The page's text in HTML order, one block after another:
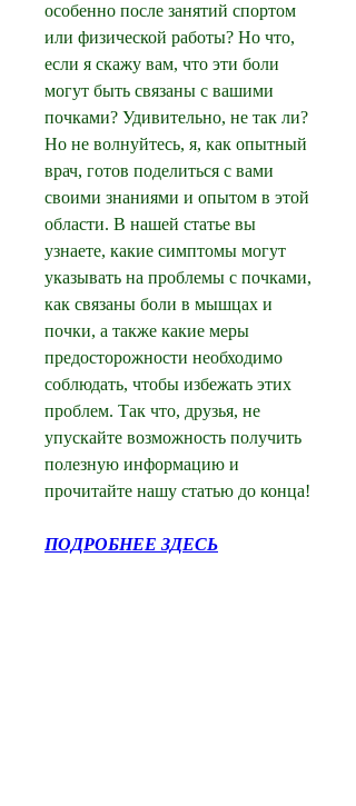
особенно после занятий спортом
или физической работы? Но что,
если я скажу вам, что эти боли
могут быть связаны с вашими
почками? Удивительно, не так ли?
Но не волнуйтесь, я, как опытный
врач, готов поделиться с вами
своими знаниями и опытом в этой
области. В нашей статье вы
узнаете, какие симптомы могут
указывать на проблемы с почками,
как связаны боли в мышцах и
почки, а также какие меры
предосторожности необходимо
соблюдать, чтобы избежать этих
проблем. Так что, друзья, не
упускайте возможность получить
полезную информацию и
прочитайте нашу статью до конца!
ПОДРОБНЕЕ ЗДЕСЬ